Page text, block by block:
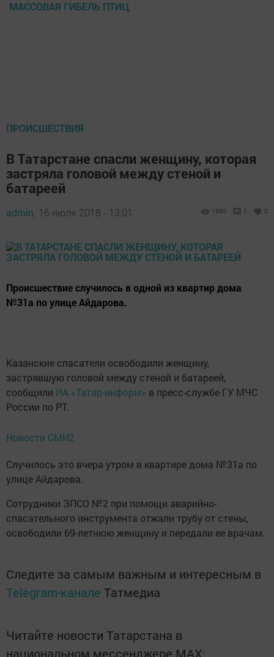
МАССОВАЯ ГИБЕЛЬ ПТИЦ
ПРОИСШЕСТВИЯ
В Татарстане спасли женщину, которая
застряла головой между стеной и
батареей
admin, 16 июля 2018 - 13:01 1580 0 0
Происшествие случилось в одной из квартир дома
№31а по улице Айдарова.
Казанские спасатели освободили женщину,
застрявшую головой между стеной и батареей,
сообщили ИА «Татар-информ» в пресс-службе ГУ МЧС
России по РТ.
Новости СМИ2
Случилось это вчера утром в квартире дома №31а по
улице Айдарова.
Сотрудники ЗПСО №2 при помощи аварийно-
спасательного инструмента отжали трубу от стены,
освободили 69-летнюю женщину и передали ее врачам.
Следите за самым важным и интересным в
Telegram-канале Татмедиа
Читайте новости Татарстана в
национальном мессенджере MАХ: